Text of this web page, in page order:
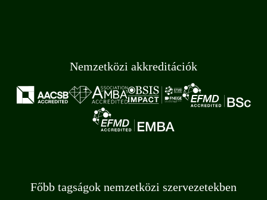
Nemzetközi akkreditációk
Főbb tagságok nemzetközi szervezetekben